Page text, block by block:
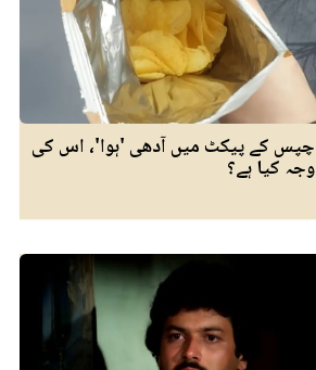
چپس کے پیکٹ میں آدھی 'ہوا'، اس کی
وجہ کیا ہے؟